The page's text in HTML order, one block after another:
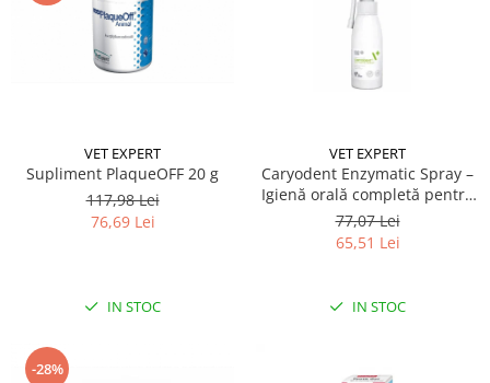
VET EXPERT
Supliment PlaqueOFF 20 g
117,98 Lei
76,69 Lei
IN STOC
VET EXPERT
Caryodent Enzymatic Spray –
Igienă orală completă pentru
câini și pisici, 75g
77,07 Lei
65,51 Lei
IN STOC
-28%